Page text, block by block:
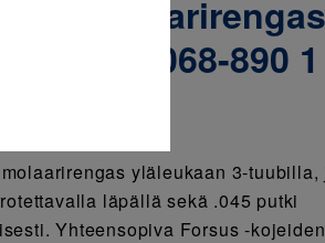
265 Molaarirengas
32+ & 068-890
yläleukaan 3-tuubilla,
läpällä sekä .045 putki
Yhteensopiva Forsus -kojeiden